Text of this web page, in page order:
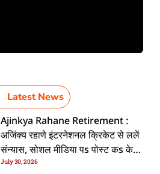
Latest News
Ajinkya Rahane Retirement :
अजिंक्य रहाणे इंटरनेशनल क्रिकेट से ललें
संन्यास, सोशल मीडिया पs पोस्ट कs के
कइलें एलान
July 30, 2026